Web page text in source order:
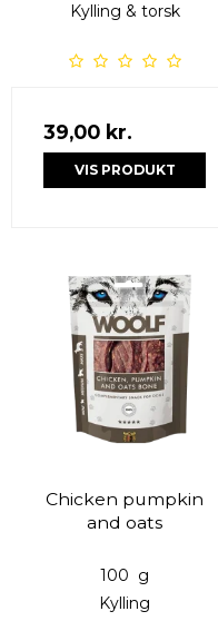
Kylling & torsk
39,00 kr.
VIS PRODUKT
Chicken pumpkin
and oats
100 g
Kylling